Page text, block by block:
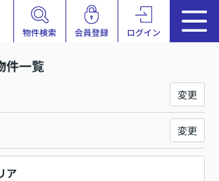
物件検索 会員登録 ログイン
件一覧
変更
変更
ア